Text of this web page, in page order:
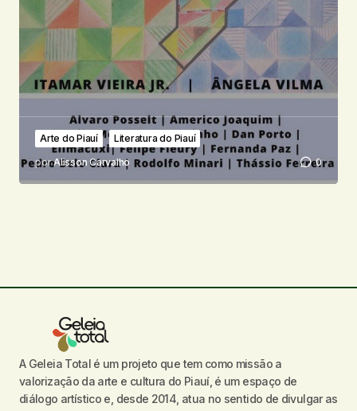
Arte do Piauí
Literatura do Piauí
porAlisson Carvalho 0
A Geleia Total é um projeto que tem como missão a
valorização da arte e cultura do Piauí, é um espaço de
diálogo artístico e, desde 2014, atua no sentido de divulgar as